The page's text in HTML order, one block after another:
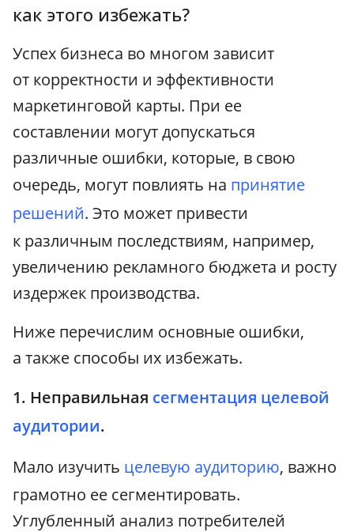
как этого избежать?
Успех бизнеса во многом зависит
от корректности и эффективности
маркетинговой карты. При ее
составлении могут допускаться
различные ошибки, которые, в свою
очередь, могут повлиять на принятие
решений. Это может привести
к различным последствиям, например,
увеличению рекламного бюджета и росту
издержек производства.
Ниже перечислим основные ошибки,
а также способы их избежать.
1. Неправильная сегментация целевой
аудитории.
Мало изучить целевую аудиторию, важно
грамотно ее сегментировать.
Углубленный анализ потребителей